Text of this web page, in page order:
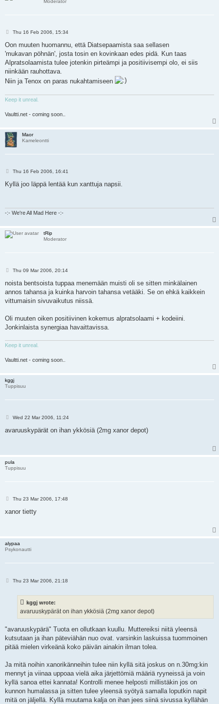
Moderator
P
s
Thu 16 Feb 2006, 15:34
Oon muuten huomannu, että Diatsepaamista saa sellasen
'mukavan pöhnän', josta tosin en kovinkaan edes pidä. Kun taas
Alpratsolaamista tulee jotenkin pirteämpi ja positiivisempi olo, ei siis
niinkään rauhottava.
Niin ja Tenox on paras nukahtamiseen
Keep it unreal.
Vaultti.net - coming soon..
Maor
Kameleontti
P
s
t
Thu 16 Feb 2006, 16:41
Kyllä joo läppä lentää kun xanttuja napsii.
-:- We're All Mad Here -:-
tRip
Moderator
P
s
Thu 09 Mar 2006, 20:14
noista bentsoista tuppaa menemään muisti oli se sitten minkälainen
annos tahansa ja kuinka harvoin tahansa vetääki. Se on ehkä kaikkein
vittumaisin sivuvaikutus niissä.
Oli muuten oiken positiivinen kokemus alpratsolaami + kodeiini.
Jonkinlaista synergiaa havaittavissa.
Keep it unreal.
Vaultti.net - coming soon..
kggj
Tuppisuu
P
s
Wed 22 Mar 2006, 11:24
avaruuskypärät on ihan ykkösiä (2mg xanor depot)
pula
Tuppisuu
P
s
Thu 23 Mar 2006, 17:48
xanor tietty
alypaa
Psykonautti
PThu 23 Mar 2006, 21:18
kggj wrote:
avaruuskypärät on ihan ykkösiä (2mg xanor depot)
"avaruuskypärä" Tuota en ollutkaan kuullu. Muttereiksi niitä yleensä
kutsutaan ja ihan päteviähän nuo ovat. varsinkin laskuissa tuommoinen
pitää mielen virkeänä koko päivän ainakin ilman tolea.
Ja mitä noihin xanorikänneihin tulee niin kyllä sitä joskus on n.30mg:kin
mennyt ja viinaa uppoaa vielä aika järjettömiä määriä ryyneissä ja voin
kyllä sanoa ettei kannata! Kontrolli menee helposti millistäkin jos on
kunnon humalassa ja sitten tulee yleensä syötyä samalla loputkin napit
mitä on jäljellä. Kyllä muutama kalja on ihan jees siinä sivussa kyllähän